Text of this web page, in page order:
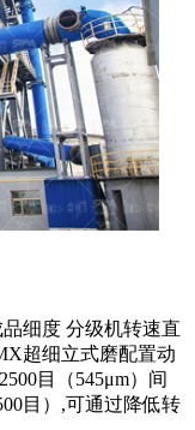
细度 分级机转速直
超细立式磨配置动
目（545μm）间
目）,可通过降低转